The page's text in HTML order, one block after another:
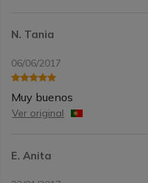
N. Tania
06/06/2017
Muy buenos
Ver original
E. Anita